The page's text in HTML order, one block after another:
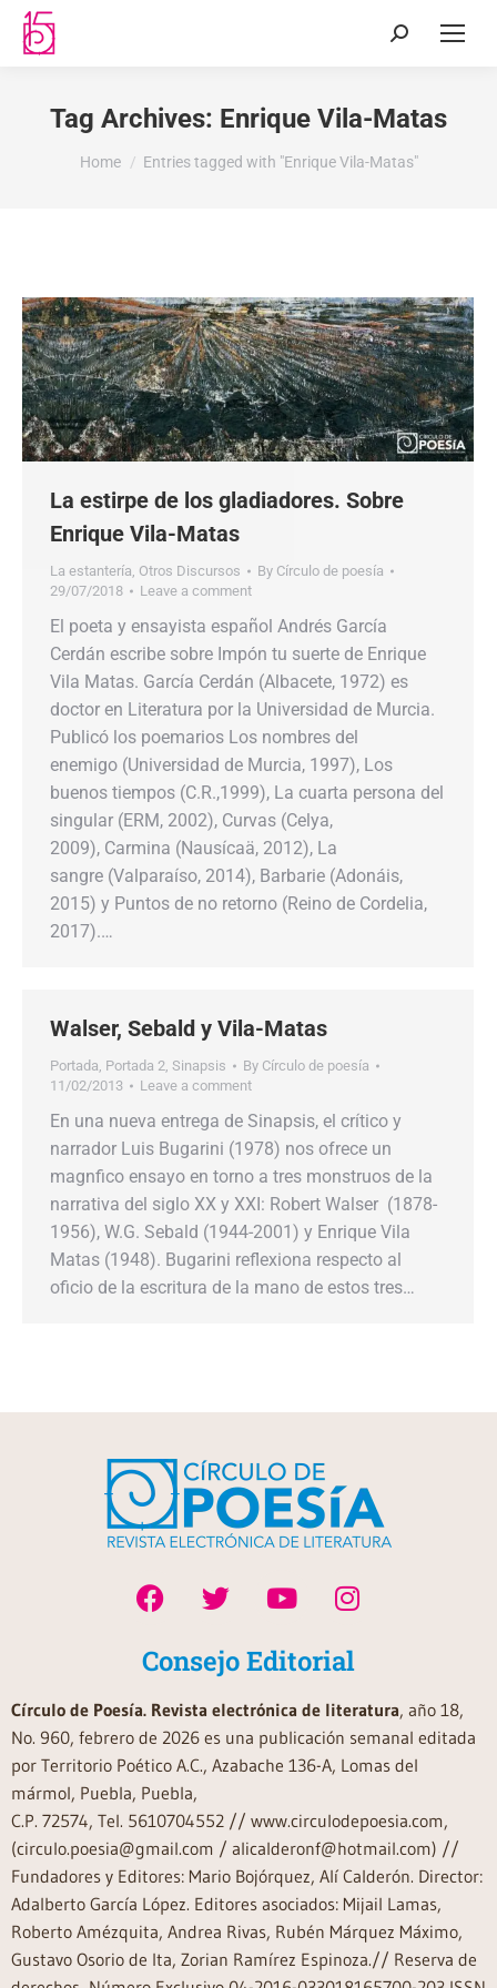
Tag Archives: Enrique Vila-Matas
You are here:
Home Entries tagged with "Enrique Vila-Matas"
La estirpe de los gladiadores. Sobre
Enrique Vila-Matas
La estantería, Otros Discursos By Círculo de poesía
29/07/2018
Leave a comment
El poeta y ensayista español Andrés García
Cerdán escribe sobre Impón tu suerte de Enrique
Vila Matas. García Cerdán (Albacete, 1972) es
doctor en Literatura por la Universidad de Murcia.
Publicó los poemarios Los nombres del
enemigo (Universidad de Murcia, 1997), Los
buenos tiempos (C.R.,1999), La cuarta persona del
singular (ERM, 2002), Curvas (Celya,
2009), Carmina (Nausícaä, 2012), La
sangre (Valparaíso, 2014), Barbarie (Adonáis,
2015) y Puntos de no retorno (Reino de Cordelia,
2017).…
Walser, Sebald y Vila-Matas
Portada, Portada 2, Sinapsis By Círculo de poesía
11/02/2013
Leave a comment
En una nueva entrega de Sinapsis, el crítico y
narrador Luis Bugarini (1978) nos ofrece un
magnfico ensayo en torno a tres monstruos de la
narrativa del siglo XX y XXI: Robert Walser (1878-
1956), W.G. Sebald (1944-2001) y Enrique Vila
Matas (1948). Bugarini reflexiona respecto al
oficio de la escritura de la mano de estos tres…
Consejo Editorial
Círculo de Poesía. Revista electrónica de literatura, año 18,
No. 960, febrero de 2026 es una publicación semanal editada
por Territorio Poético A.C., Azabache 136-A, Lomas del
mármol, Puebla, Puebla,
C.P. 72574, Tel. 5610704552 // www.circulodepoesia.com,
(circulo.poesia@gmail.com / alicalderonf@hotmail.com) //
Fundadores y Editores: Mario Bojórquez, Alí Calderón. Director:
Adalberto García López. Editores asociados: Mijail Lamas,
Roberto Amézquita, Andrea Rivas, Rubén Márquez Máximo,
Gustavo Osorio de Ita, Zorian Ramírez Espinoza.// Reserva de